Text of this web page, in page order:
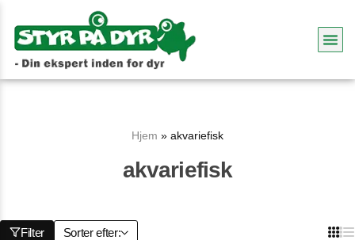
Hjem » akvariefisk
akvariefisk
Filter Sorter efter: